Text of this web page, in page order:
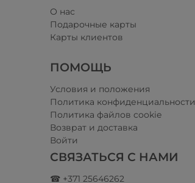
О нас
Подарочные карты
Карты клиентов
ПОМОЩЬ
Условия и положения​
Политика конфиденциальности
Политика файлов cookie
Возврат и доставка
Войти
СВЯЗАТЬСЯ С НАМИ
☎ +371 25646262